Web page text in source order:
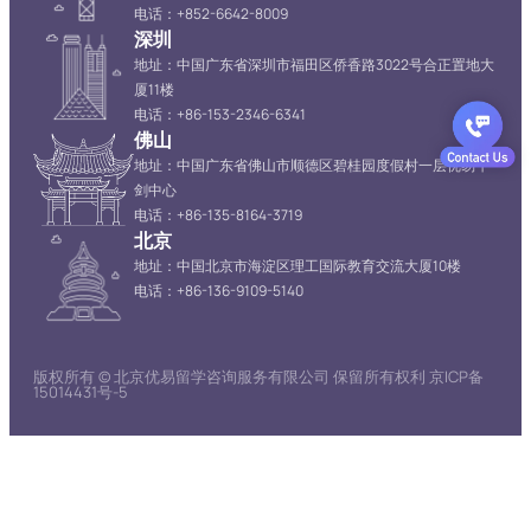
电话：+852-6642-8009
深圳
地址：中国广东省深圳市福田区侨香路3022号合正置地大
厦11楼
电话：+86-153-2346-6341
佛山
地址：中国广东省佛山市顺德区碧桂园度假村一层优易牛
剑中心
电话：+86-135-8164-3719
北京
地址：中国北京市海淀区理工国际教育交流大厦10楼
电话：+86-136-9109-5140
版权所有 © 北京优易留学咨询服务有限公司 保留所有权利 京ICP备
15014431号-5